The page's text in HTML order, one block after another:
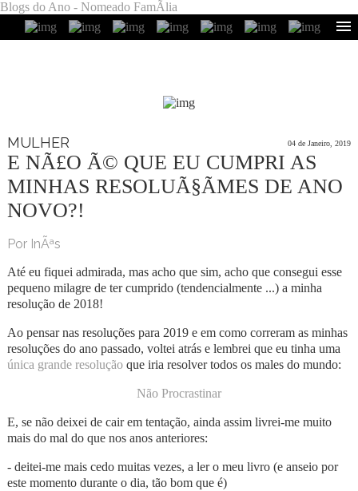
Blogs do Ano - Nomeado FamÃ­lia
MULHER 04 de Janeiro, 2019
E NÃ£O Ã© QUE EU CUMPRI AS
MINHAS RESOLUÃ§ÃΜES DE ANO
NOVO?!
Por InÃªs
Até eu fiquei admirada, mas acho que sim, acho que consegui esse
pequeno milagre de ter cumprido (tendencialmente ...) a minha
resolução de 2018!
Ao pensar nas resoluções para 2019 e em como correram as minhas
resoluções do ano passado, voltei atrás e lembrei que eu tinha uma
única grande resoluçãoque iria resolver todos os males do mundo:
Não Procrastinar
E, se não deixei de cair em tentação, ainda assim livrei-me muito
mais do mal do que nos anos anteriores:
- deitei-me mais cedo muitas vezes, a ler o meu livro (e anseio por
este momento durante o dia, tão bom que é)